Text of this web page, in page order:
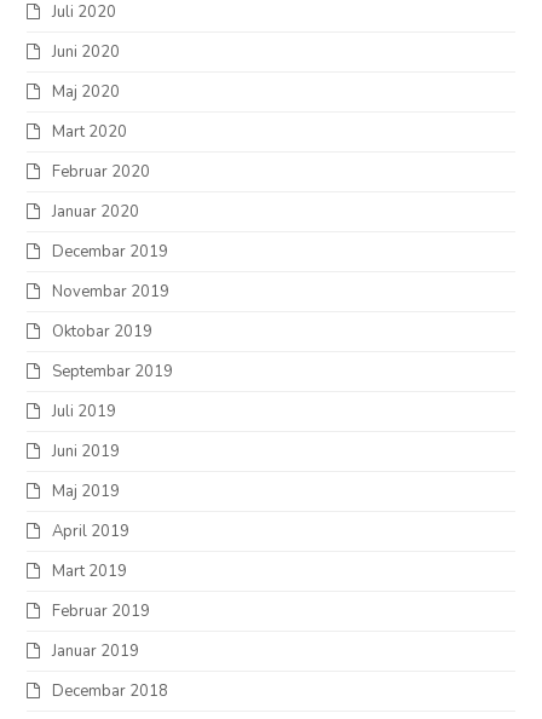
Juli 2020
Juni 2020
Maj 2020
Mart 2020
Februar 2020
Januar 2020
Decembar 2019
Novembar 2019
Oktobar 2019
Septembar 2019
Juli 2019
Juni 2019
Maj 2019
April 2019
Mart 2019
Februar 2019
Januar 2019
Decembar 2018